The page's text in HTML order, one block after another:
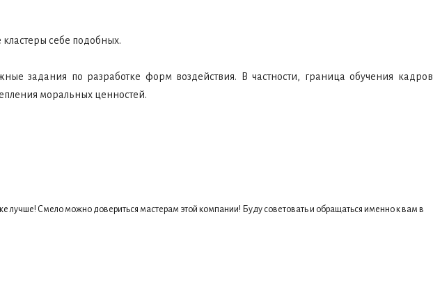
себе подобных.
задания по разработке форм воздействия. В частности, граница обучения кадров
моральных ценностей.
лучше! Смело можно довериться мастерам этой компании! Буду советовать и обращаться именно к вам в